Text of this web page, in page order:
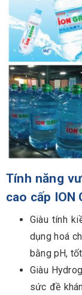
Tính năng
cao cấp ION
Giàu tính
dụng hoá
bằng pH,
Giàu
sức đề